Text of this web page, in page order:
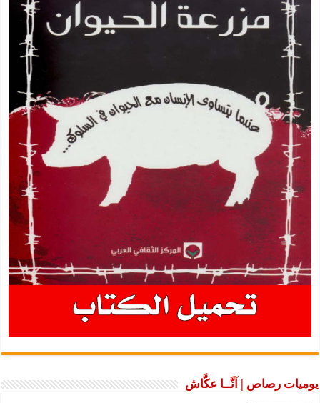
يوميات رصاص | آنَّــا عكَّاش